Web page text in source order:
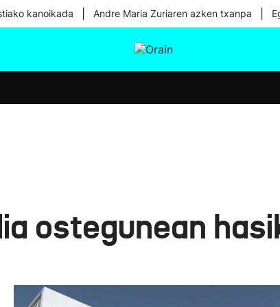
kanoikada Andre Maria Zuriaren azken txanpa
ostegunean